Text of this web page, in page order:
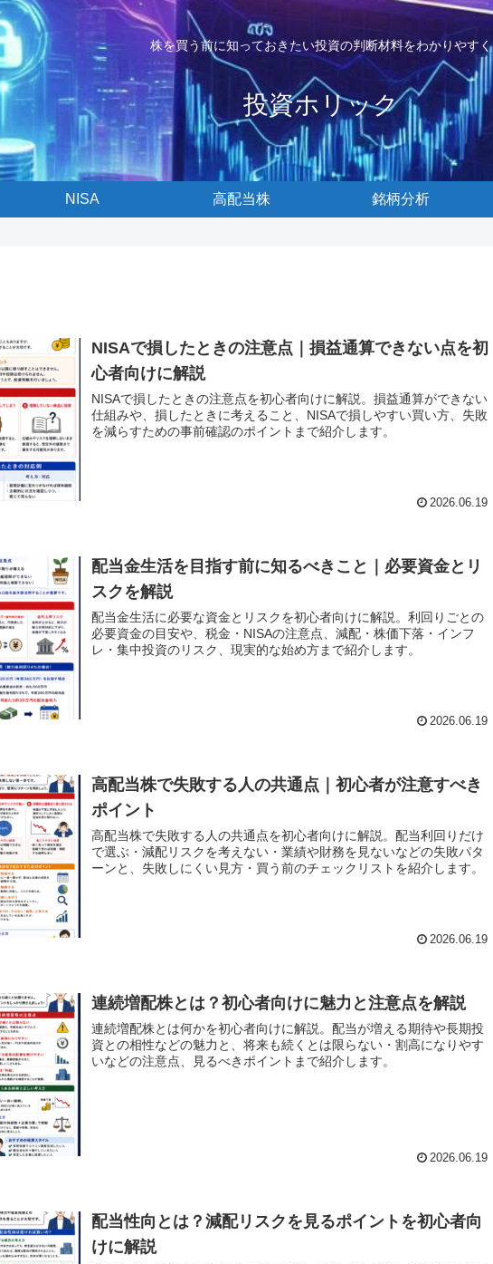
株を買う前に知っておきたい投資の判断材料をわかりやすく
投資ホリック
NISA 高配当株 銘柄分析
NISAで損したときの注意点｜損益通算できない点を初
心者向けに解説
NISAで損したときの注意点を初心者向けに解説。損益通算ができない
仕組みや、損したときに考えること、NISAで損しやすい買い方、失敗
を減らすための事前確認のポイントまで紹介します。
2026.06.19
配当金生活を目指す前に知るべきこと｜必要資金とリ
スクを解説
配当金生活に必要な資金とリスクを初心者向けに解説。利回りごとの
必要資金の目安や、税金・NISAの注意点、減配・株価下落・インフ
レ・集中投資のリスク、現実的な始め方まで紹介します。
2026.06.19
高配当株で失敗する人の共通点｜初心者が注意すべき
ポイント
高配当株で失敗する人の共通点を初心者向けに解説。配当利回りだけ
で選ぶ・減配リスクを考えない・業績や財務を見ないなどの失敗パタ
ーンと、失敗しにくい見方・買う前のチェックリストを紹介します。
2026.06.19
連続増配株とは？初心者向けに魅力と注意点を解説
連続増配株とは何かを初心者向けに解説。配当が増える期待や長期投
資との相性などの魅力と、将来も続くとは限らない・割高になりやす
いなどの注意点、見るべきポイントまで紹介します。
2026.06.19
配当性向とは？減配リスクを見るポイントを初心者向
けに解説